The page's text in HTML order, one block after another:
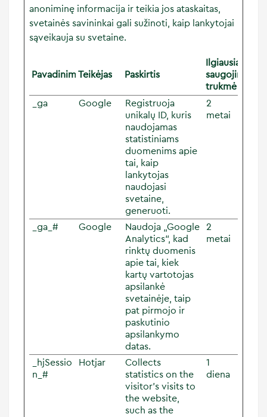
anoniminę informacija ir teikia jos ataskaitas,
svetainės savininkai gali sužinoti, kaip lankytojai
sąveikauja su svetaine.
PavadinimasTeikėjas Paskirtis
Ilgiausia
saugojimo
trukmė
_ga
Google
Registruoja
unikalų ID, kuris
naudojamas
statistiniams
duomenims apie
tai, kaip
lankytojas
naudojasi
svetaine,
generuoti.
2
metai
_ga_# Google
Naudoja „Google
Analytics“, kad
rinktų duomenis
apie tai, kiek
kartų vartotojas
apsilankė
svetainėje, taip
pat pirmojo ir
paskutinio
apsilankymo
datas.
2
metai
_hjSessio
n_#
Hotjar
Collects
statistics on the
visitor's visits to
the website,
such as the
1
diena